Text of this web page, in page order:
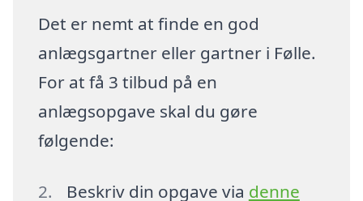
Det er nemt at finde en god
anlægsgartner eller gartner i Følle.
For at få 3 tilbud på en
anlægsopgave skal du gøre
følgende:
Beskriv din opgave via denne